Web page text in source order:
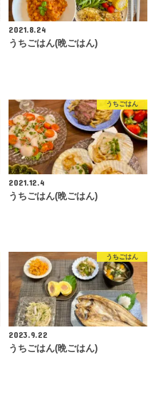
2021.8.24
うちごはん(晩ごはん)
うちごはん
2021.12.4
うちごはん(晩ごはん)
うちごはん
2023.9.22
うちごはん(晩ごはん)